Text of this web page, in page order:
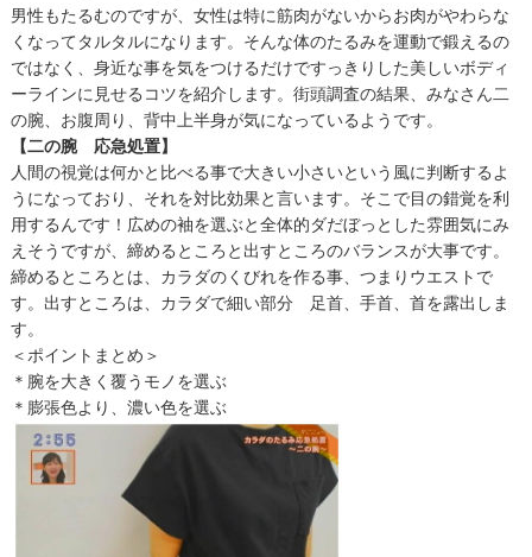
男性もたるむのですが、女性は特に筋肉がないからお肉がやわらな
くなってタルタルになります。そんな体のたるみを運動で鍛えるの
ではなく、身近な事を気をつけるだけですっきりした美しいボディ
ーラインに見せるコツを紹介します。街頭調査の結果、みなさん二
の腕、お腹周り、背中上半身が気になっているようです。
【二の腕 応急処置】
人間の視覚は何かと比べる事で大きい小さいという風に判断するよ
うになっており、それを対比効果と言います。そこで目の錯覚を利
用するんです！広めの袖を選ぶと全体的ダだぼっとした雰囲気にみ
えそうですが、締めるところと出すところのバランスが大事です。
締めるところとは、カラダのくびれを作る事、つまりウエストで
す。出すところは、カラダで細い部分 足首、手首、首を露出しま
す。
＜ポイントまとめ＞
＊腕を大きく覆うモノを選ぶ
＊膨張色より、濃い色を選ぶ